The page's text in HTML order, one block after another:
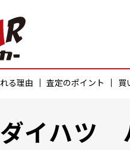
る理由 査定のポイント 買
ダイハツ